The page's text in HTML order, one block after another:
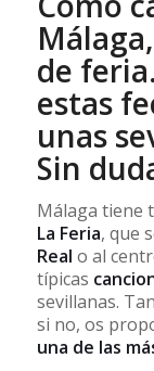
de
estas
unas
Sin
Málaga tiene
La Feria, que
Real o al
típicas
sevillanas.
si no, os
una de las